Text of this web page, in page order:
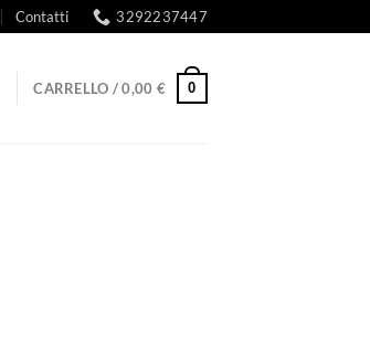
Contatti 3292237447
CARRELLO /0,00 € 0